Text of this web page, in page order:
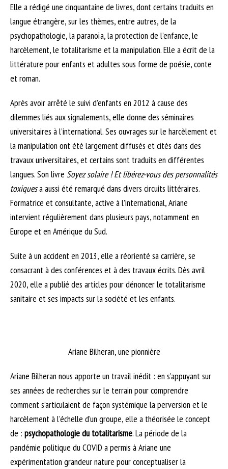
Elle a rédigé une cinquantaine de livres, dont certains traduits en
langue étrangère, sur les thèmes, entre autres, de la
psychopathologie, la paranoïa, la protection de l’enfance, le
harcèlement, le totalitarisme et la manipulation. Elle a écrit de la
littérature pour enfants et adultes sous forme de poésie, conte
et roman.
Après avoir arrêté le suivi d’enfants en 2012 à cause des
dilemmes liés aux signalements, elle donne des séminaires
universitaires à l’international. Ses ouvrages sur le harcèlement et
la manipulation ont été largement diffusés et cités dans des
travaux universitaires, et certains sont traduits en différentes
langues. Son livre Soyez solaire ! Et libérez-vous des personnalités
toxiquesa aussi été remarqué dans divers circuits littéraires.
Formatrice et consultante, active à l’international, Ariane
intervient régulièrement dans plusieurs pays, notamment en
Europe et en Amérique du Sud.
Suite à un accident en 2013, elle a réorienté sa carrière, se
consacrant à des conférences et à des travaux écrits. Dès avril
2020, elle a publié des articles pour dénoncer le totalitarisme
sanitaire et ses impacts sur la société et les enfants.
Ariane Bilheran, une pionnière
Ariane Bilheran nous apporte un travail inédit : en s’appuyant sur
ses années de recherches sur le terrain pour comprendre
comment s’articulaient de façon systémique la perversion et le
harcèlement à l’échelle d’un groupe, elle a théorisée le concept
de : psychopathologie du totalitarisme. La période de la
pandémie politique du COVID a permis à Ariane une
expérimentation grandeur nature pour conceptualiser la